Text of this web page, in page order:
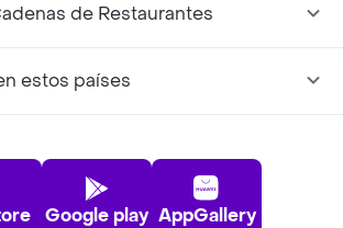
de Restaurantes
estos países
Google play AppGallery